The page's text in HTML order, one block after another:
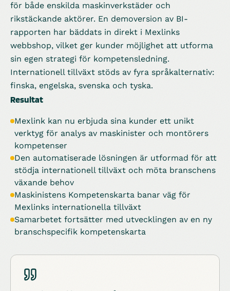
för både enskilda maskinverkstäder och
rikstäckande aktörer. En demoversion av BI-
rapporten har bäddats in direkt i Mexlinks
webbshop, vilket ger kunder möjlighet att utforma
sin egen strategi för kompetensledning.
Internationell tillväxt stöds av fyra språkalternativ:
finska, engelska, svenska och tyska.
Resultat
Mexlink kan nu erbjuda sina kunder ett unikt
verktyg för analys av maskinister och montörers
kompetenser
Den automatiserade lösningen är utformad för att
stödja internationell tillväxt och möta branschens
växande behov
Maskinistens Kompetenskarta banar väg för
Mexlinks internationella tillväxt
Samarbetet fortsätter med utvecklingen av en ny
branschspecifik kompetenskarta